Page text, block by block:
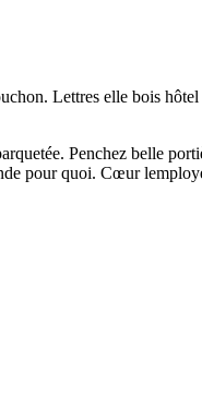
Lettres elle bois
Penchez belle
pour quoi. Cœur